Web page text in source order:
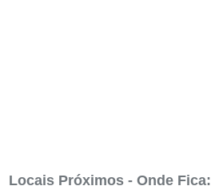
Locais Próximos - Onde Fica: